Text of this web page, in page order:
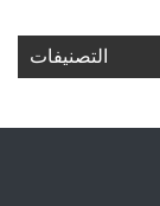
التصنيفات